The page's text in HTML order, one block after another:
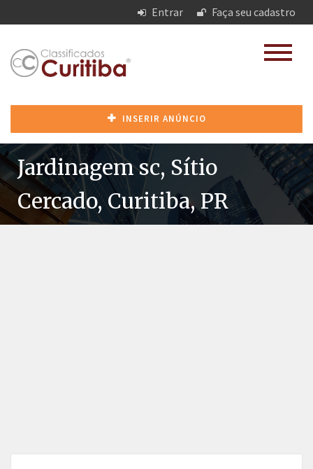
Entrar Faça seu cadastro
INSERIR ANÚNCIO
Jardinagem sc, Sítio
Cercado, Curitiba, PR